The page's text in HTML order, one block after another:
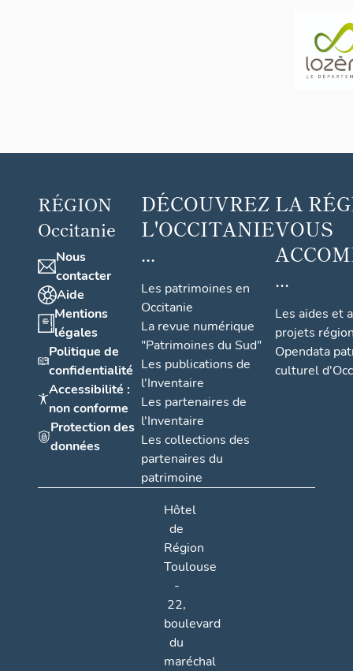
RÉGION
Occitanie
Nous
contacter
Aide
Mentions
légales
Politique de
confidentialité
Accessibilité :
non conforme
Protection des
données
DÉCOUVREZ
L'OCCITANIE
...
Les patrimoines en
Occitanie
La revue numérique
"Patrimoines du Sud"
Les publications de
l'Inventaire
Les partenaires de
l'Inventaire
Les collections des
partenaires du
patrimoine
LA
VOUS
...
Les aides et
projets
Opendata
culturel
Hôtel
de
Région
Toulouse
-
22,
boulevard
du
maréchal